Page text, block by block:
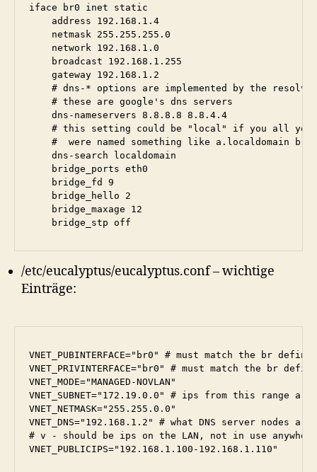
iface br0 inet static
    address 192.168.1.4
    netmask 255.255.255.0
    network 192.168.1.0
    broadcast 192.168.1.255
    gateway 192.168.1.2
# dns-* options are implemented by the
    # these are google's dns servers
    dns-nameservers 8.8.8.8 8.8.4.4
# this setting could be "local" if you all
#  were named something like a.localdomain
    dns-search localdomain
    bridge_ports eth0
    bridge_fd 9
    bridge_hello 2
    bridge_maxage 12
    bridge_stp off
/etc/eucalyptus/eucalyptus.conf – wichtige
Einträge:
VNET_PUBINTERFACE="br0" # must match the br
VNET_PRIVINTERFACE="br0" # must match the br
VNET_MODE="MANAGED-NOVLAN"
VNET_SUBNET="172.19.0.0" # ips from this range are
VNET_NETMASK="255.255.0.0"
VNET_DNS="192.168.1.2" # what DNS server nodes
# v - should be ips on the LAN, not in use
VNET_PUBLICIPS="192.168.1.100-192.168.1.110"